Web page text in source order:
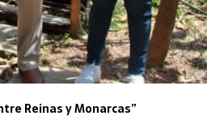
Reinas y Monarcas”